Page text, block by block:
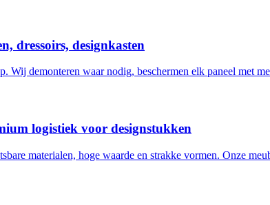
dressoirs, designkasten
Wij demonteren waar nodig, beschermen elk paneel met
logistiek voor designstukken
materialen, hoge waarde en strakke vormen. Onze